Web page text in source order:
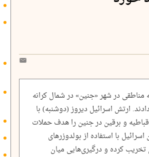
مناطقی در شهر «جنین» در شمال کرانه
ارتش اسرائیل دیروز (دوشنبه) با
و برقین در جنین را هدف حملات
با استفاده از بولدوزرهای
کرده و درگیری‌هایی میان